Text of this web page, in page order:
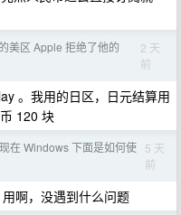
美区 Apple 拒绝了他的
2 天
前
。我用的日区，日元结算用
120 块
在 Windows 下面是如何使 5 天
前
啊，没遇到什么问题